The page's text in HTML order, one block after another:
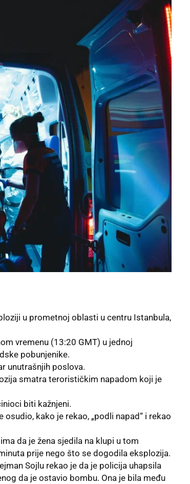
u prometnoj oblasti u centru Istanbula,
vremenu (13:20 GMT) u jednoj
pobunjenike.
unutrašnjih poslova.
smatra terorističkim napadom koji je
biti kažnjeni.
kako je rekao, „podli napad“ i rekao
da je žena sjedila na klupi u tom
prije nego što se dogodila eksplozija.
Sojlu rekao je da je policija uhapsila
da je ostavio bombu. Ona je bila među